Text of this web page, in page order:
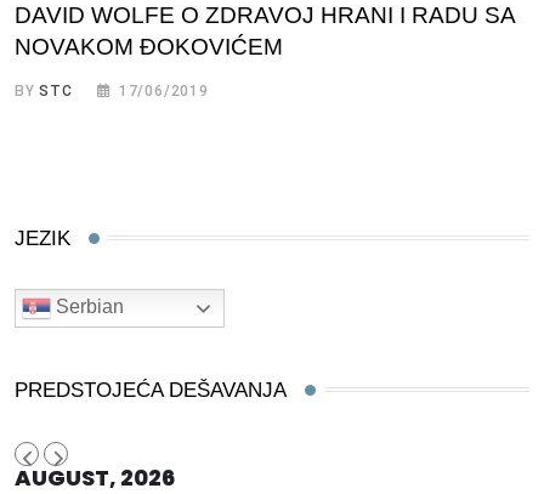
DAVID WOLFE O ZDRAVOJ HRANI I RADU SA
NOVAKOM ĐOKOVIĆEM
BYSTC 17/06/2019
JEZIK
Serbian
PREDSTOJEĆA DEŠAVANJA
AUGUST, 2026